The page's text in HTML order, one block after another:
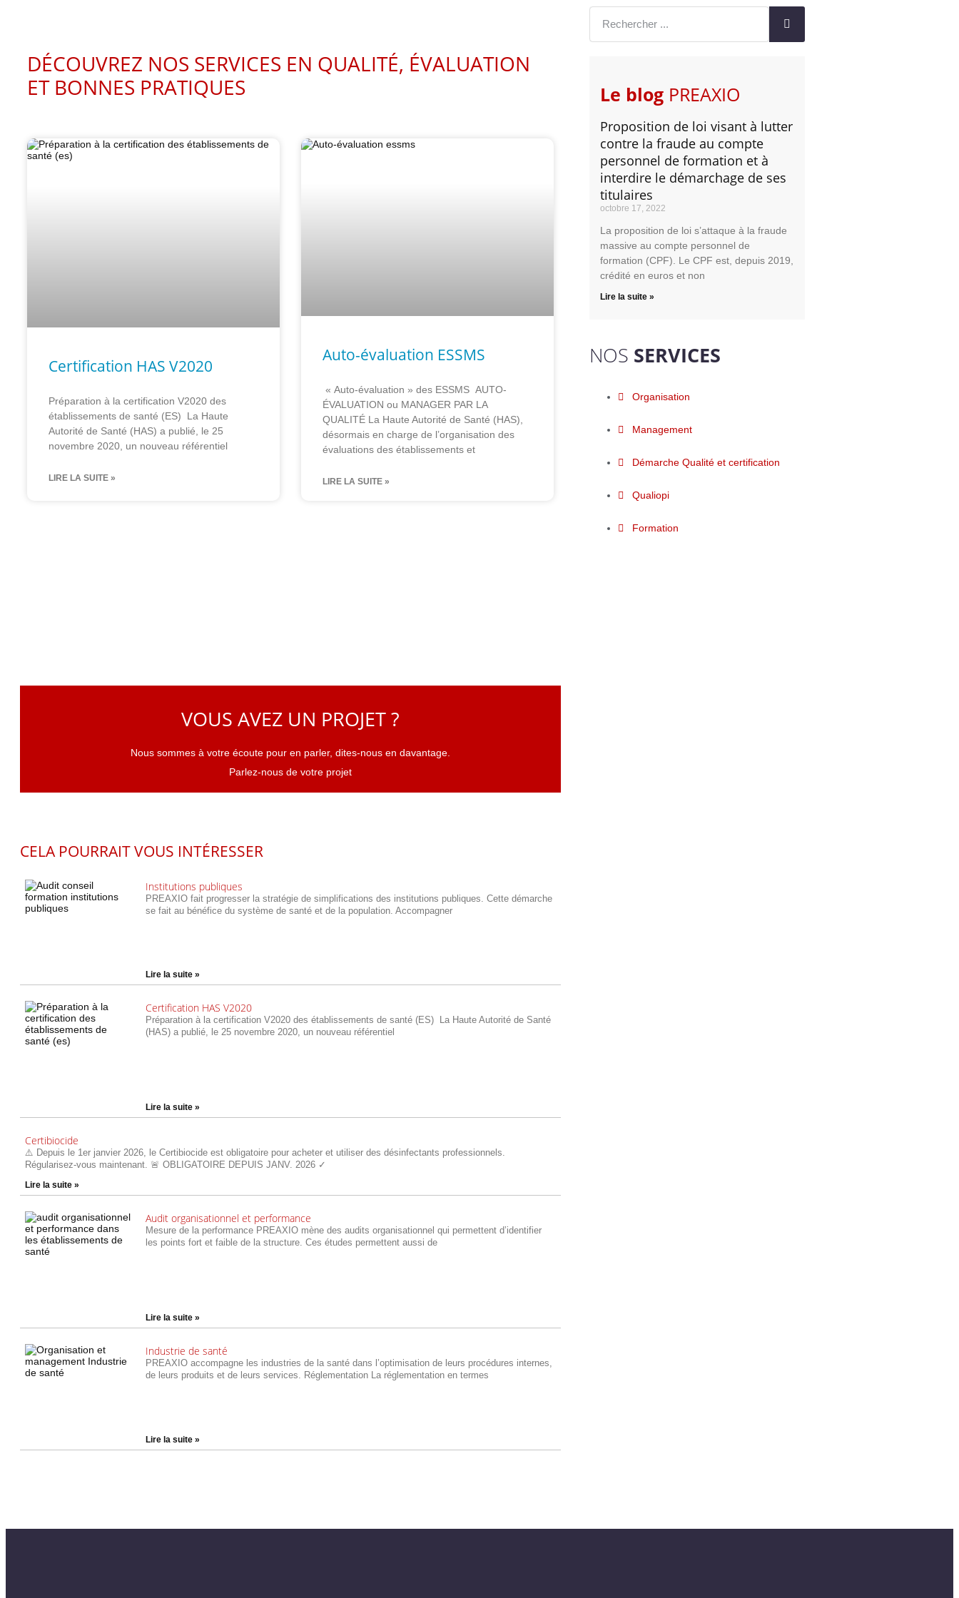
DÉCOUVREZ NOS SERVICES EN QUALITÉ, ÉVALUATION
ET BONNES PRATIQUES
Certification HAS V2020
Préparation à la certification V2020 des
établissements de santé (ES) La Haute
Autorité de Santé (HAS) a publié, le 25
novembre 2020, un nouveau référentiel
LIRE LA SUITE »
Auto-évaluation ESSMS
« Auto-évaluation » des ESSMS AUTO-
ÉVALUATION ou MANAGER PAR LA
QUALITÉ La Haute Autorité de Santé (HAS),
désormais en charge de l’organisation des
évaluations des établissements et
LIRE LA SUITE »
VOUS AVEZ UN PROJET ?
Nous sommes à votre écoute pour en parler, dites-nous en davantage.
Parlez-nous de votre projet
CELA POURRAIT VOUS INTÉRESSER
Institutions publiques
PREAXIO fait progresser la stratégie de simplifications des institutions publiques. Cette démarche
se fait au bénéfice du système de santé et de la population. Accompagner
Lire la suite »
Certification HAS V2020
Préparation à la certification V2020 des établissements de santé (ES) La Haute Autorité de Santé
(HAS) a publié, le 25 novembre 2020, un nouveau référentiel
Lire la suite »
Certibiocide
⚠️ Depuis le 1er janvier 2026, le Certibiocide est obligatoire pour acheter et utiliser des désinfectants professionnels.
Régularisez-vous maintenant. 🚨 OBLIGATOIRE DEPUIS JANV. 2026 ✓
Lire la suite »
Audit organisationnel et performance
Mesure de la performance PREAXIO mène des audits organisationnel qui permettent d’identifier
les points fort et faible de la structure. Ces études permettent aussi de
Lire la suite »
Industrie de santé
PREAXIO accompagne les industries de la santé dans l’optimisation de leurs procédures internes,
de leurs produits et de leurs services. Réglementation La réglementation en termes
Lire la suite »
Le blog PREAXIO
Proposition de loi visant à lutter
contre la fraude au compte
personnel de formation et à
interdire le démarchage de ses
titulaires
octobre 17, 2022
La proposition de loi s’attaque à la fraude
massive au compte personnel de
formation (CPF). Le CPF est, depuis 2019,
crédité en euros et non
Lire la suite »
NOS SERVICES
Organisation
Management
Démarche Qualité et certification
Qualiopi
Formation